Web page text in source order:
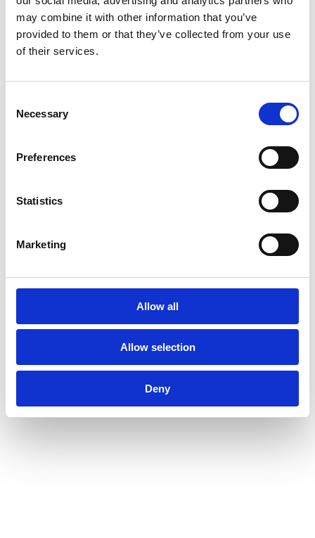
may combine it with other information that you’ve
provided to them or that they’ve collected from your use
of their services.
Selection
Necessary
Preferences
Statistics
Marketing
Allow all
Allow selection
Deny